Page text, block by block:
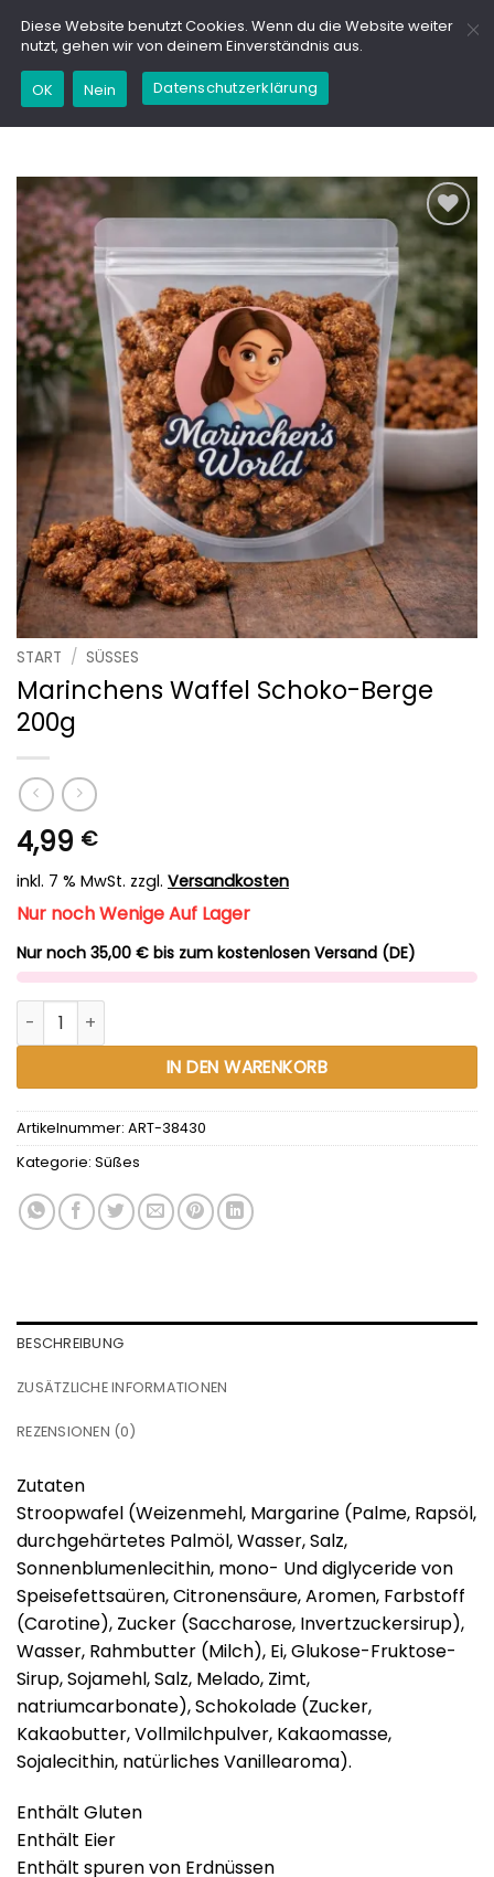
Inhalt
springen
Kaufe dieses Produkt und erhalte 24,95
Add to
wishlist
START / SÜSSES
Marinchens Waffel Schoko-Berge
200g
4,99 €
inkl. 7 % MwSt. zzgl. Versandkosten
Nur noch Wenige Auf Lager
Nur noch 35,00 € bis zum kostenlosen Versand (DE)
Marinchens Waffel Schoko-Berge 200g Menge
IN DEN WARENKORB
Alternative:
Artikelnummer: ART-38430
Kategorie: Süßes
BESCHREIBUNG
ZUSÄTZLICHE INFORMATIONEN
REZENSIONEN (0)
Zutaten
Stroopwafel (Weizenmehl, Margarine (Palme, Rapsöl,
durchgehärtetes Palmöl, Wasser, Salz,
Sonnenblumenlecithin, mono- Und diglyceride von
Speisefettsaüren, Citronensäure, Aromen, Farbstoff
(Carotine), Zucker (Saccharose, Invertzuckersirup),
Wasser, Rahmbutter (Milch), Ei, Glukose-Fruktose-
Sirup, Sojamehl, Salz, Melado, Zimt,
natriumcarbonate), Schokolade (Zucker,
Kakaobutter, Vollmilchpulver, Kakaomasse,
Sojalecithin, natürliches Vanillearoma).
Enthält Gluten
Enthält Eier
Enthält spuren von Erdnüssen
Diese Website benutzt Cookies. Wenn du die Website weiter
nutzt, gehen wir von deinem Einverständnis aus.
OK Nein Datenschutzerklärung